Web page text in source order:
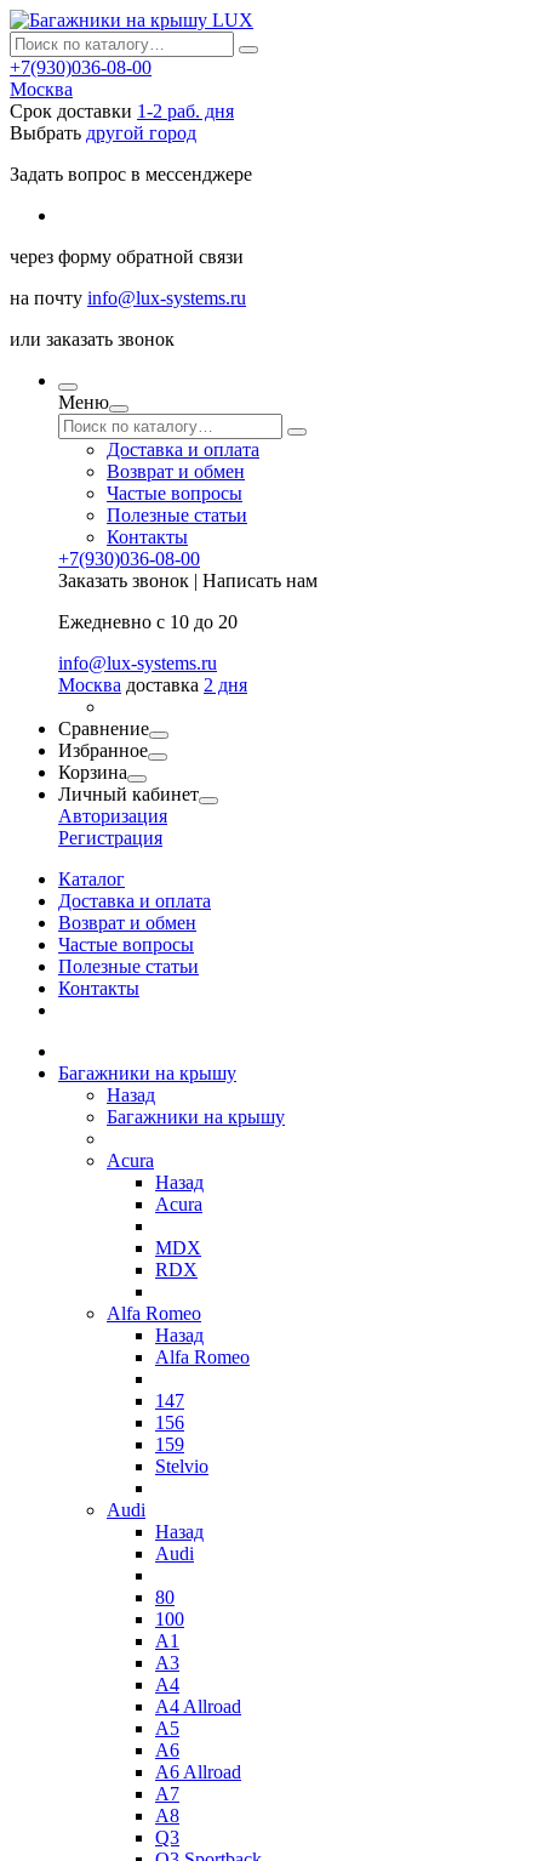
+7(930)036-08-00
Москва
Срок доставки 1-2 раб. дня
Выбрать другой город
Задать вопрос в мессенджере
через форму обратной связи
на почту info@lux-systems.ru
или заказать звонок
Меню
Доставка и оплата
Возврат и обмен
Частые вопросы
Полезные статьи
Контакты
+7(930)036-08-00
Заказать звонок | Написать нам
Ежедневно с 10 до 20
info@lux-systems.ru
Москва доставка 2 дня
Сравнение
Избранное
Корзина
Личный кабинет
Авторизация
Регистрация
Каталог
Доставка и оплата
Возврат и обмен
Частые вопросы
Полезные статьи
Контакты
Багажники на крышу
Назад
Багажники на крышу
Acura
Назад
Acura
MDX
RDX
Alfa Romeo
Назад
Alfa Romeo
147
156
159
Stelvio
Audi
Назад
Audi
80
100
A1
A3
A4
A4 Allroad
A5
A6
A6 Allroad
A7
A8
Q3